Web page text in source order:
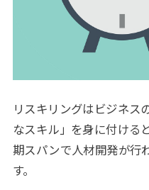
リスキリングはビジネス
なスキル」を身に付ける
期スパンで人材開発が行
す。